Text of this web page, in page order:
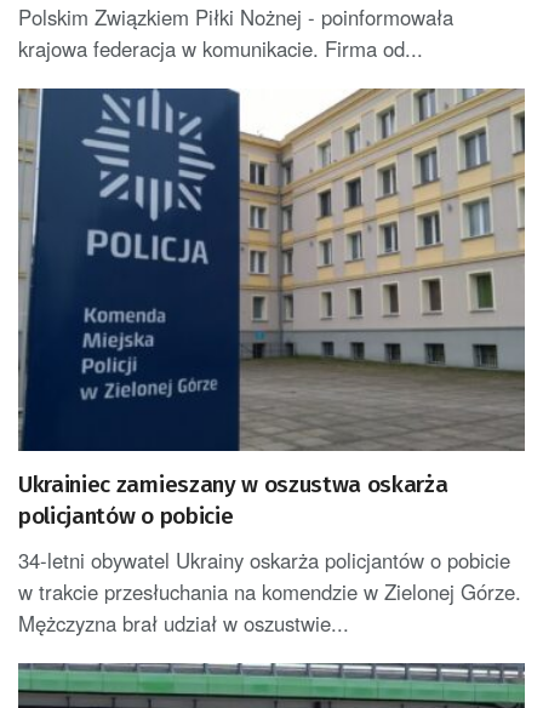
Polskim Związkiem Piłki Nożnej - poinformowała
krajowa federacja w komunikacie. Firma od...
Ukrainiec zamieszany w oszustwa oskarża
policjantów o pobicie
34-letni obywatel Ukrainy oskarża policjantów o pobicie
w trakcie przesłuchania na komendzie w Zielonej Górze.
Mężczyzna brał udział w oszustwie...